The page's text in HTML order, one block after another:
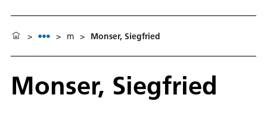
> > m > Monser, Siegfried
Monser, Siegfried